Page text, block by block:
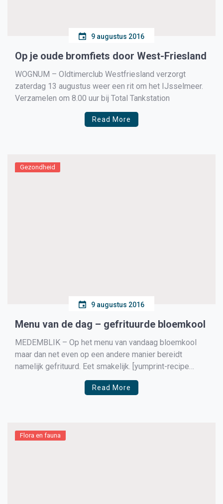
9 augustus 2016
Op je oude bromfiets door West-Friesland
WOGNUM – Oldtimerclub Westfriesland verzorgt
zaterdag 13 augustus weer een rit om het IJsselmeer.
Verzamelen om 8.00 uur bij Total Tankstation
Read More
Gezondheid
9 augustus 2016
Menu van de dag – gefrituurde bloemkool
MEDEMBLIK – Op het menu van vandaag bloemkool
maar dan net even op een andere manier bereidt
namelijk gefrituurd. Eet smakelijk. [yumprint-recipe
Read More
Flora en fauna